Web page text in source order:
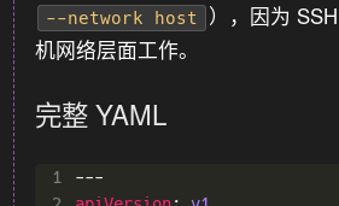
--network host
），因为
机网络层面工作。
完整 YAML
1